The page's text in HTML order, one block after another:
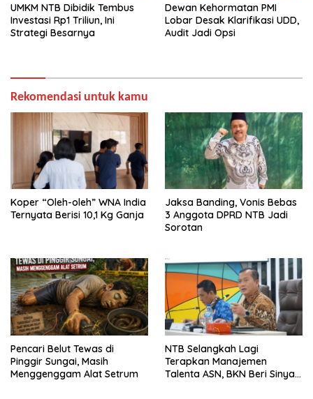
UMKM NTB Dibidik Tembus
Investasi Rp1 Triliun, Ini
Strategi Besarnya
Dewan Kehormatan PMI
Lobar Desak Klarifikasi UDD,
Audit Jadi Opsi
Rekomendasi untuk kamu
Koper “Oleh-oleh” WNA India
Ternyata Berisi 10,1 Kg Ganja
Jaksa Banding, Vonis Bebas
3 Anggota DPRD NTB Jadi
Sorotan
Pencari Belut Tewas di
Pinggir Sungai, Masih
Menggenggam Alat Setrum
NTB Selangkah Lagi
Terapkan Manajemen
Talenta ASN, BKN Beri Sinyal